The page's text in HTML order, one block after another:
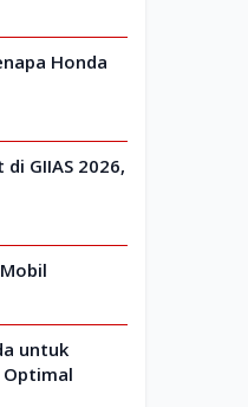
Honda
GIIAS 2026,
untuk
Optimal